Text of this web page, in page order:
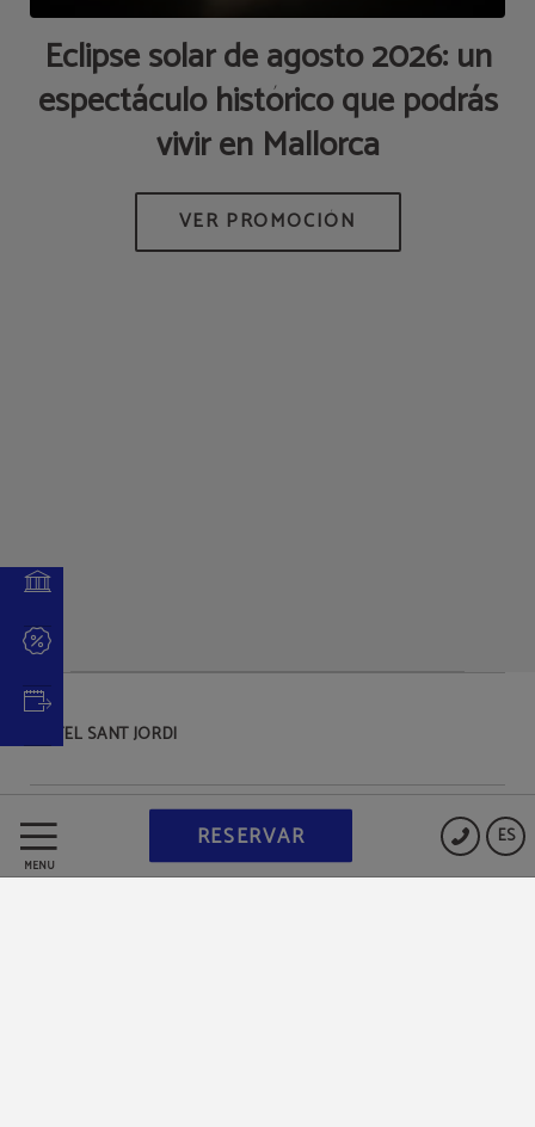
MENÚ
ES
RESERVAR
Eclipse solar de agosto 2026: un
espectáculo histórico que podrás
vivir en Mallorca
HOTEL SANT JORDI
Protección de datos